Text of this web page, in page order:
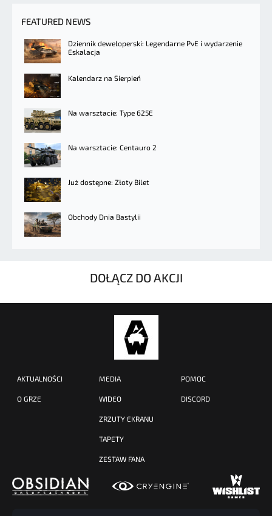
FEATURED NEWS
Dziennik deweloperski: Legendarne PvE i wydarzenie
Eskalacja
Kalendarz na Sierpień
Na warsztacie: Type 625E
Na warsztacie: Centauro 2
Już dostępne: Złoty Bilet
Obchody Dnia Bastylii
DOŁĄCZ DO AKCJI
AKTUALNOŚCI
O GRZE
MEDIA
WIDEO
ZRZUTY EKRANU
TAPETY
ZESTAW FANA
POMOC
DISCORD